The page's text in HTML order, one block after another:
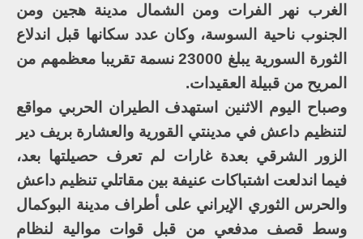
الغرب نهر الفرات ومن الشمال مدينة هجين ومن
الجنوب ناحية السوسة، وكان عدد سكانها قبل اندلاع
الثورة السورية يبلغ 23000 نسمة تقريبا معظمهم من
المريح من قبيلة العقيدات.
وصباح اليوم الاثنين استهدف الطيران الحربي مواقع
لتنظيم داعش في مدينتي القورية والعشارة بريف دير
الزور الشرقي بعدة غارات لم تعرف حصيلتها بعد،
فيما اندلعت اشتباكات عنيفة بين مقاتلي تنظيم داعش
والحرس الثوري الإيراني على أطراف مدينة البوكمال
وسط قصف مدفعي من قبل قوات موالية لنظام